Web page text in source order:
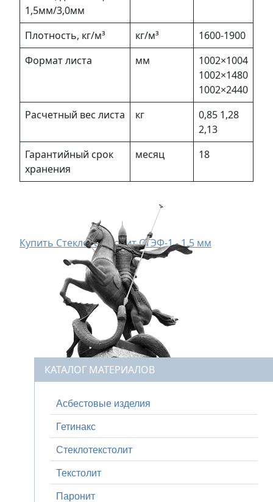
1,5мм/3,0мм
Плотность, кг/м³
кг/м³
1600-1900
Формат листа
мм
1002×1004
1002×1480
1002×2440
Расчетный вес листа
кг
0,85 1,28
2,13
Гарантийный срок
хранения
месяц 18
Купить Стеклотекстолит СТЭФ-1 - 1,5 мм
КАТАЛОГ МАТЕРИАЛОВ
Асбестовые изделия
Гетинакс
Стеклотекстолит
Текстолит
Паронит